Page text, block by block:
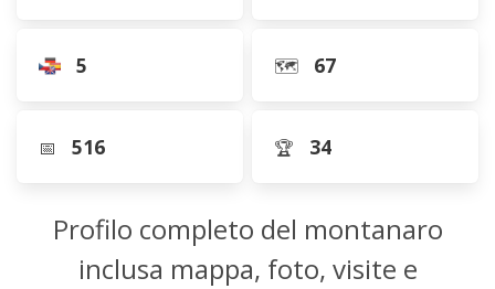
5 🗺️ 67
📅 516 🏆 34
Profilo completo del montanaro
inclusa mappa, foto, visite e